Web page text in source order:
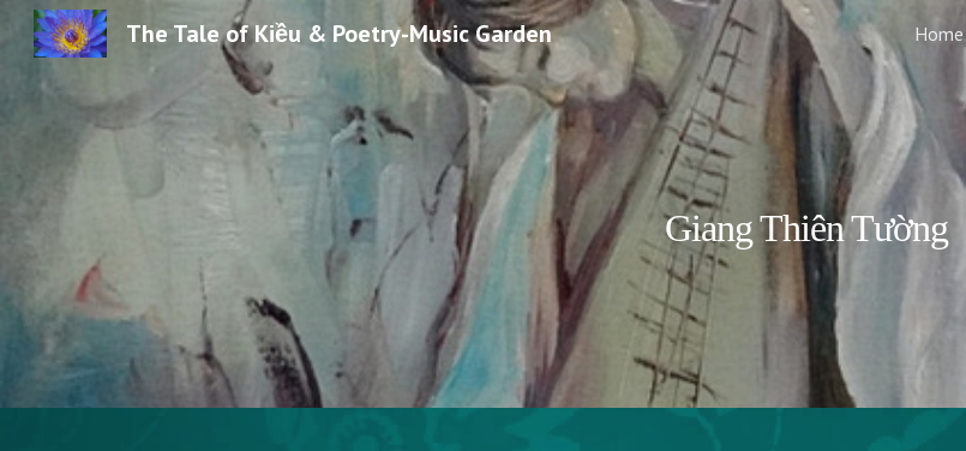
Skip to main content
The Tale of Kiều & Poetry-Music Garden Home
Giang Thiên Tường